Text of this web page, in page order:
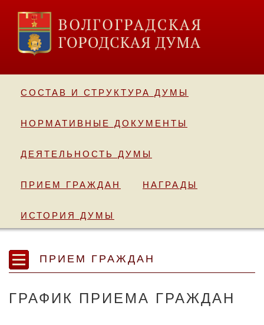
СОСТАВ И СТРУКТУРА ДУМЫ
НОРМАТИВНЫЕ ДОКУМЕНТЫ
ДЕЯТЕЛЬНОСТЬ ДУМЫ
ПРИЕМ ГРАЖДАН НАГРАДЫ
ИСТОРИЯ ДУМЫ
ПРИЕМ ГРАЖДАН
ГРАФИК ПРИЕМА ГРАЖДАН